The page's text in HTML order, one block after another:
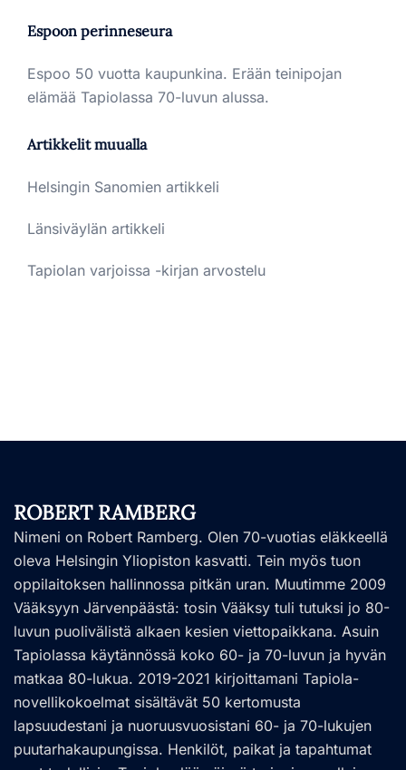
Espoon perinneseura
Espoo 50 vuotta kaupunkina. Erään teinipojan
elämää Tapiolassa 70-luvun alussa.
Artikkelit muualla
Helsingin Sanomien artikkeli
Länsiväylän artikkeli
Tapiolan varjoissa -kirjan arvostelu
ROBERT RAMBERG
Nimeni on Robert Ramberg. Olen 70-vuotias eläkkeellä
oleva Helsingin Yliopiston kasvatti. Tein myös tuon
oppilaitoksen hallinnossa pitkän uran. Muutimme 2009
Vääksyyn Järvenpäästä: tosin Vääksy tuli tutuksi jo 80-
luvun puolivälistä alkaen kesien viettopaikkana. Asuin
Tapiolassa käytännössä koko 60- ja 70-luvun ja hyvän
matkaa 80-lukua. 2019-2021 kirjoittamani Tapiola-
novellikokoelmat sisältävät 50 kertomusta
lapsuudestani ja nuoruusvuosistani 60- ja 70-lukujen
puutarhakaupungissa. Henkilöt, paikat ja tapahtumat